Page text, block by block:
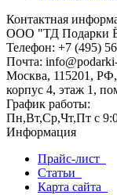
Контактная
ООО "ТД Подарки
Телефон: +7 (495)
Почта:
Москва, 115201,
корпус 4, этаж 1,
График работы:
Пн,Вт,Ср,Чт,Пт с
Информация
Прайс-лист
Статьи
Карта сайта